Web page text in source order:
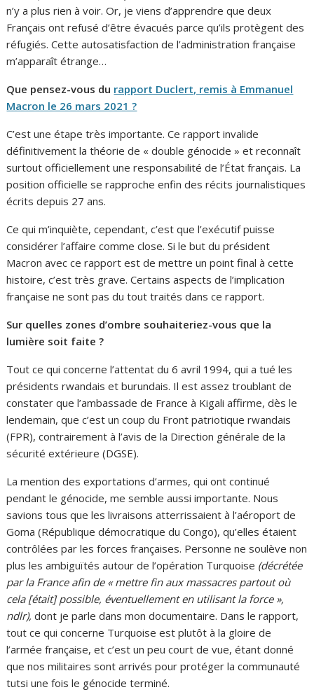
n’y a plus rien à voir. Or, je viens d’apprendre que deux
Français ont refusé d’être évacués parce qu’ils protègent des
réfugiés. Cette autosatisfaction de l’administration française
m’apparaît étrange…
Que pensez-vous du rapport Duclert, remis à Emmanuel
Macron le 26 mars 2021 ?
C’est une étape très importante. Ce rapport invalide
définitivement la théorie de « double génocide » et reconnaît
surtout officiellement une responsabilité de l’État français. La
position officielle se rapproche enfin des récits journalistiques
écrits depuis 27 ans.
Ce qui m’inquiète, cependant, c’est que l’exécutif puisse
considérer l’affaire comme close. Si le but du président
Macron avec ce rapport est de mettre un point final à cette
histoire, c’est très grave. Certains aspects de l’implication
française ne sont pas du tout traités dans ce rapport.
Sur quelles zones d’ombre souhaiteriez-vous que la
lumière soit faite ?
Tout ce qui concerne l’attentat du 6 avril 1994, qui a tué les
présidents rwandais et burundais. Il est assez troublant de
constater que l’ambassade de France à Kigali affirme, dès le
lendemain, que c’est un coup du Front patriotique rwandais
(FPR), contrairement à l’avis de la Direction générale de la
sécurité extérieure (DGSE).
La mention des exportations d’armes, qui ont continué
pendant le génocide, me semble aussi importante. Nous
savions tous que les livraisons atterrissaient à l’aéroport de
Goma (République démocratique du Congo), qu’elles étaient
contrôlées par les forces françaises. Personne ne soulève non
plus les ambiguïtés autour de l’opération Turquoise (décrétée
par la France afin de « mettre fin aux massacres partout où
cela [était] possible, éventuellement en utilisant la force »,
ndlr), dont je parle dans mon documentaire. Dans le rapport,
tout ce qui concerne Turquoise est plutôt à la gloire de
l’armée française, et c’est un peu court de vue, étant donné
que nos militaires sont arrivés pour protéger la communauté
tutsi une fois le génocide terminé.